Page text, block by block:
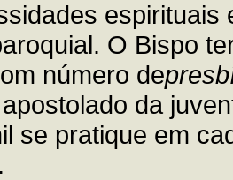
O Bispo
número de
da
se pratique em